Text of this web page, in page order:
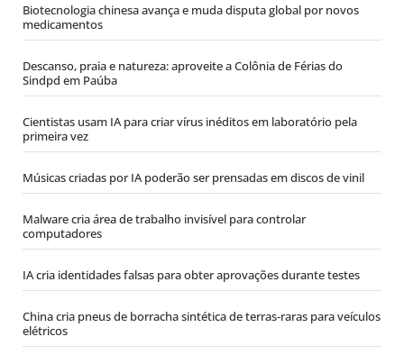
Biotecnologia chinesa avança e muda disputa global por novos
medicamentos
Descanso, praia e natureza: aproveite a Colônia de Férias do
Sindpd em Paúba
Cientistas usam IA para criar vírus inéditos em laboratório pela
primeira vez
Músicas criadas por IA poderão ser prensadas em discos de vinil
Malware cria área de trabalho invisível para controlar
computadores
IA cria identidades falsas para obter aprovações durante testes
China cria pneus de borracha sintética de terras-raras para veículos
elétricos